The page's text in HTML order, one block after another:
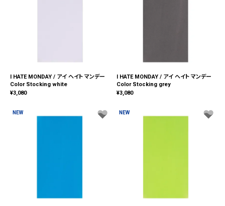
I HATE MONDAY / アイ ヘイト マンデー
Color Stocking white
¥3,080
I HATE MONDAY / アイ ヘイト マンデー
Color Stocking grey
¥3,080
NEW NEW